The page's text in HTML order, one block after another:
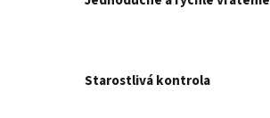
Starostlivá kontrola